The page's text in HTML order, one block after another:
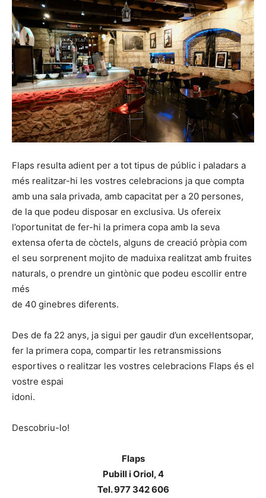
Flaps resulta adient per a tot tipus de públic i paladars a
més realitzar-hi les vostres celebracions ja que compta
amb una sala privada, amb capacitat per a 20 persones,
de la que podeu disposar en exclusiva. Us ofereix
l’oportunitat de fer-hi la primera copa amb la seva
extensa oferta de còctels, alguns de creació pròpia com
el seu sorprenent mojito de maduixa realitzat amb fruites
naturals, o prendre un gintònic que podeu escollir entre
més
de 40 ginebres diferents.
Des de fa 22 anys, ja sigui per gaudir d’un excel·lentsopar,
fer la primera copa, compartir les retransmissions
esportives o realitzar les vostres celebracions Flaps és el
vostre espai
idoni.
Descobriu-lo!
Flaps
Pubill i Oriol, 4
Tel. 977 342 606